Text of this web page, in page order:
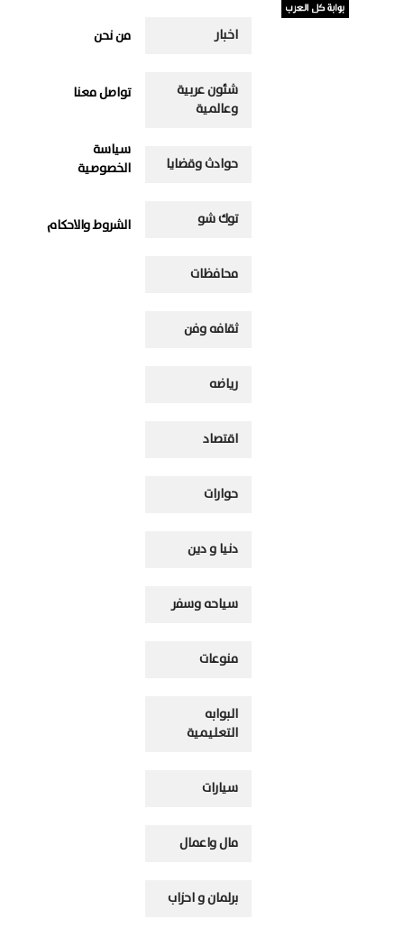
اخبار
شئون عربية
وعالمية
حوادث وقضايا
توك شو
محافظات
ثقافه وفن
رياضه
اقتصاد
حوارات
دنيا و دين
سياحه وسفر
منوعات
البوابه
التعليمية
سيارات
مال واعمال
برلمان و احزاب
من نحن
تواصل معنا
سياسة
الخصوصية
الشروط والاحكام